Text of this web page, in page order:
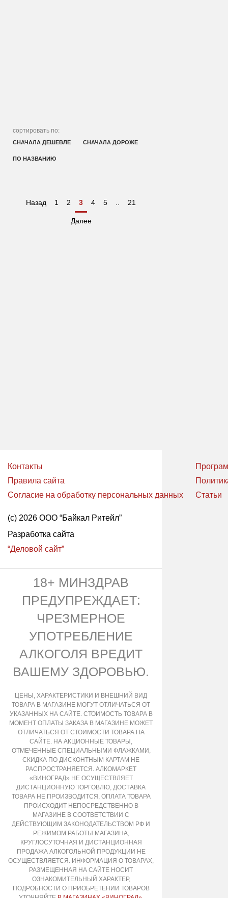
сортировать по:
СНАЧАЛА ДЕШЕВЛЕ СНАЧАЛА ДОРОЖЕ
ПО НАЗВАНИЮ
Назад 1 2 3 4 5 21
Далее
Контакты
Правила сайта
Согласие на обработку персональных данных
Статьи
(с) 2026 ООО “Байкал Ритейл”
Разработка сайта
“Деловой сайт”
18+ МИНЗДРАВ
ПРЕДУПРЕЖДАЕТ:
ЧРЕЗМЕРНОЕ
УПОТРЕБЛЕНИЕ
АЛКОГОЛЯ ВРЕДИТ
ВАШЕМУ ЗДОРОВЬЮ.
ЦЕНЫ, ХАРАКТЕРИСТИКИ И ВНЕШНИЙ ВИД
ТОВАРА В МАГАЗИНЕ МОГУТ ОТЛИЧАТЬСЯ ОТ
УКАЗАННЫХ НА САЙТЕ. СТОИМОСТЬ ТОВАРА В
МОМЕНТ ОПЛАТЫ ЗАКАЗА В МАГАЗИНЕ МОЖЕТ
ОТЛИЧАТЬСЯ ОТ СТОИМОСТИ ТОВАРА НА
САЙТЕ. НА АКЦИОННЫЕ ТОВАРЫ,
ОТМЕЧЕННЫЕ СПЕЦИАЛЬНЫМИ ФЛАЖКАМИ,
СКИДКА ПО ДИСКОНТНЫМ КАРТАМ НЕ
РАСПРОСТРАНЯЕТСЯ. АЛКОМАРКЕТ
«ВИНОГРАД» НЕ ОСУЩЕСТВЛЯЕТ
ДИСТАНЦИОННУЮ ТОРГОВЛЮ, ДОСТАВКА
ТОВАРА НЕ ПРОИЗВОДИТСЯ, ОПЛАТА ТОВАРА
ПРОИСХОДИТ НЕПОСРЕДСТВЕННО В
МАГАЗИНЕ В СООТВЕТСТВИИ С
ДЕЙСТВУЮЩИМ ЗАКОНОДАТЕЛЬСТВОМ РФ И
РЕЖИМОМ РАБОТЫ МАГАЗИНА,
КРУГЛОСУТОЧНАЯ И ДИСТАНЦИОННАЯ
ПРОДАЖА АЛКОГОЛЬНОЙ ПРОДУКЦИИ НЕ
ОСУЩЕСТВЛЯЕТСЯ. ИНФОРМАЦИЯ О ТОВАРАХ,
РАЗМЕЩЕННАЯ НА САЙТЕ НОСИТ
ОЗНАКОМИТЕЛЬНЫЙ ХАРАКТЕР,
ПОДРОБНОСТИ О ПРИОБРЕТЕНИИ ТОВАРОВ